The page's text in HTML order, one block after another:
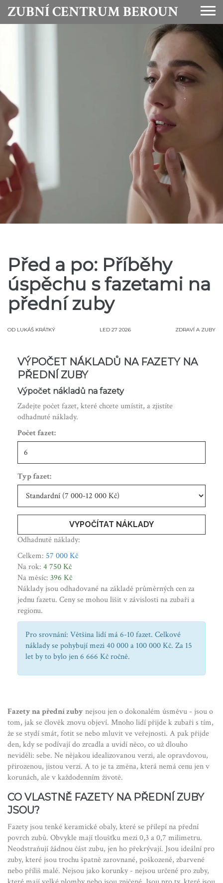
ZUBNÍ CENTRUM BEROUN
Před a po: Příběhy
úspěchu s fazetami na
přední zuby
OD LUKÁŠ KRÁTKÝ LED 27 2026 ZDRAVÍ A ZUBY
VÝPOČET NÁKLADŮ NA FAZETY NA
PŘEDNÍ ZUBY
Výpočet nákladů na fazety
Zadejte počet fazet, které chcete umístit, a zjistíte
odhadnuté náklady.
Počet fazet:
Typ fazet:
VYPOČÍTAT NÁKLADY
Odhadnuté náklady:
Celkem: 57 000 Kč
Na rok: 4 750 Kč
Na měsíc: 396 Kč
Náklady jsou odhadované na základě průměrných cen za
jednu fazetu. Ceny se mohou lišit v závislosti na zubaři a
regionu.
Pro srovnání: Většina lidí má 6-10 fazet. Celkové
náklady se pohybují mezi 40 000 a 100 000 Kč. Za 15
let by to bylo jen 6 666 Kč ročně.
Fazety na přední zubynejsou jen o dokonalém úsměvu - jsou o
tom, jak se člověk znovu objeví. Mnoho lidí přijde k zubaři s tím,
že se stydí smát, fotit se nebo mluvit ve veřejnosti. A pak přijde
den, kdy se podívají do zrcadla a uvidí něco, co už dlouho
neviděli: sebe. Ne nějakou idealizovanou verzi, ale opravdovou,
přirozenou, jistou verzi. A to je ta změna, která nemá cenu jen v
korunách, ale v každodenním životě.
CO VLASTNĚ FAZETY NA PŘEDNÍ ZUBY
JSOU?
Fazety jsou tenké keramické obaly, které se přilepí na přední
povrch zubů. Obvykle mají tloušťku mezi 0,3 a 0,7 milimetru.
Neodstraňují žádnou část zubu, jen ho překrývají. Jsou ideální pro
zuby, které jsou trochu špatně zarovnané, poškozené, zbarvené
nebo příliš malé. Nejsou jako korunky - nejsou určené pro zuby,